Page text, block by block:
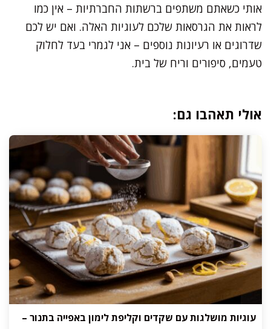
אותי כשאתם משתפים ברשתות החברתיות – אין כמו
לראות את הגרסאות שלכם לעוגיות האלה. ואם יש לכם
שדרוגים או רעיונות נוספים – אני לגמרי בעד לחלוק
טעמים, סיפורים וריח של בית.
אולי תאהבו גם:
עוגיות מושלגות עם שקדים וקליפת לימון באפייה בתנור –